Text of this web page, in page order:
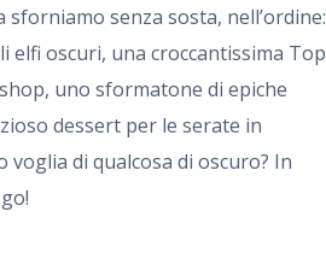
sforniamo senza sosta, nell’ordine:
oscuri, una croccantissima Top
uno sformatone di epiche
dessert per le serate in
di qualcosa di oscuro? In